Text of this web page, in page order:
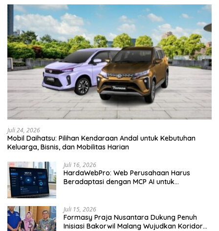
Juli 24, 2026
Mobil Daihatsu: Pilihan Kendaraan Andal untuk Kebutuhan
Keluarga, Bisnis, dan Mobilitas Harian
Juli 16, 2026
HardaWebPro: Web Perusahaan Harus
Beradaptasi dengan MCP AI untuk
Juli 15, 2026
Formasy Praja Nusantara Dukung Penuh
Inisiasi Bakorwil Malang Wujudkan Koridor